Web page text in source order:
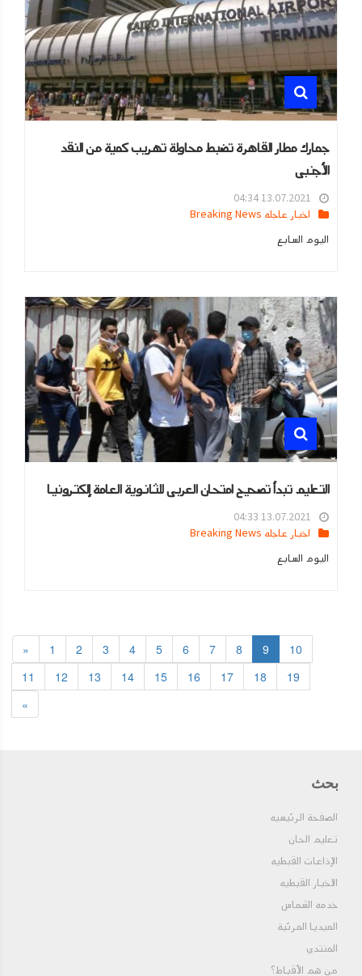
جمارك مطار القاهرة تضبط محاولة تهريب كمية من النقد
الأجنبى
13.07.2021 04:34
اخبار عاجله Breaking News
اليوم السابع
التعليم تبدأ تصحيح امتحان العربى للثانوية العامة إلكترونيا
13.07.2021 04:33
اخبار عاجله Breaking News
اليوم السابع
« 1 2 3 4 5 6 7 8 9
10
11
12 13 14 15 16 17 18
19
»
بحث
الصفحة الرئيسيه
تعليم الحان
الإذاعات القبطيه
الاخبار القبطيه
خدمه الشماس
الميديا المرئية
المنتدي
من هم الأقباط؟‎